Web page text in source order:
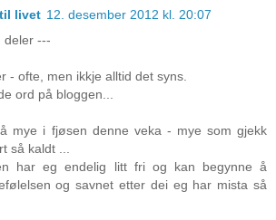
livet 12. desember 2012 kl. 20:07
deler ---
- ofte, men ikkje alltid det syns.
ord på bloggen...
mye i fjøsen denne veka - mye som gjekk
så kaldt ...
har eg endelig litt fri og kan begynne å
og savnet etter dei eg har mista så